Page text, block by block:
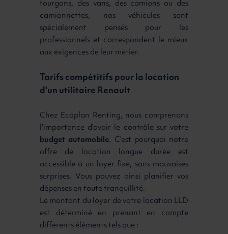
fourgons, des vans, des camions ou des
camionnettes, nos véhicules sont
spécialement pensés pour les
professionnels et correspondent le mieux
aux exigences de leur métier.
Tarifs compétitifs pour la location
d'un utilitaire Renault
Chez Ecoplan Renting, nous comprenons
l'importance d'avoir le contrôle sur votre
budget automobile. C'est pourquoi notre
offre de location longue durée est
accessible à un loyer fixe, sans mauvaises
surprises. Vous pouvez ainsi planifier vos
dépenses en toute tranquillité.
Le montant du loyer de votre location LLD
est déterminé en prenant en compte
différents éléments tels que :